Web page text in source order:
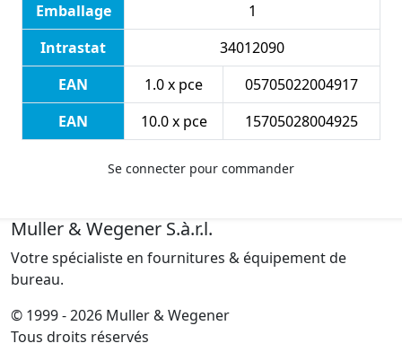
Emballage
1
Intrastat
34012090
EAN
1.0 x pce
05705022004917
EAN
10.0 x pce 15705028004925
Se connecter pour commander
Muller & Wegener S.à.r.l.
Votre spécialiste en fournitures & équipement de
bureau.
© 1999 - 2026 Muller & Wegener
Tous droits réservés